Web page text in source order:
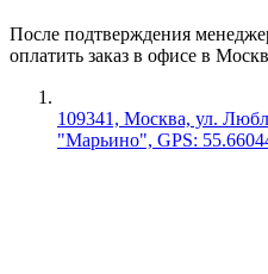
После подтверждения
оплатить заказ в офисе в
109341, Москва, ул.
"Марьино", GPS: